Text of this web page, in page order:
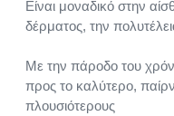
Είναι μοναδικό στην
δέρματος, την
Με την πάροδο του
προς το καλύτερο,
πλουσιότερους